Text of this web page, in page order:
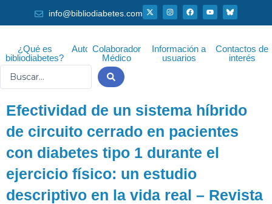
al
info@bibliodiabetes.com
X
-
t
I
n
s
r
a
F
a
c
o
o
k
Y
o
u
¿Qué es
bibliodiabetes?
AutorColaborador
Médico
Información a
usuarios
Contactos de
interés
Efectividad de un sistema híbrido
de circuito cerrado en pacientes
con diabetes tipo 1 durante el
ejercicio físico: un estudio
descriptivo en la vida real – Revista